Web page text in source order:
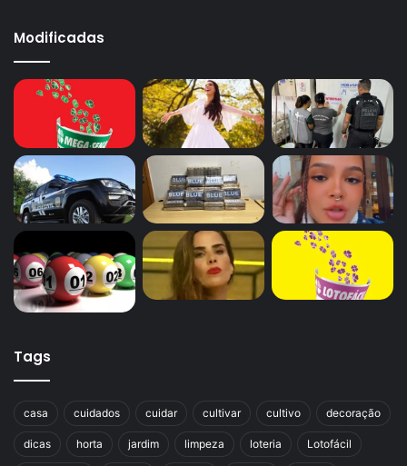
Modificadas
Tags
casa cuidados cuidar cultivar cultivo decoração
dicas horta jardim limpeza loteria Lotofácil